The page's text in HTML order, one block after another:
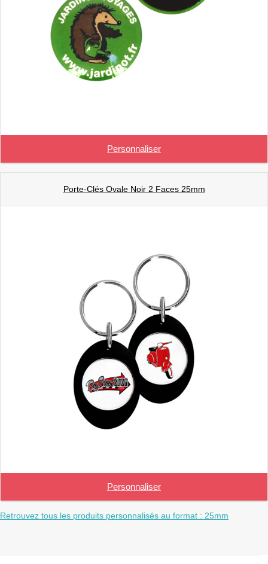
Personnaliser
Porte-Clés Ovale Noir 2 Faces 25mm
Personnaliser
Retrouvez tous les produits personnalisés au format : 25mm